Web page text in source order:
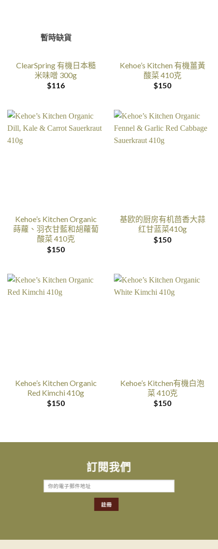
暫時缺貨
ClearSpring 有機日本糙
米味噌 300g
$116
Kehoe’s Kitchen 有機薑黃
酸菜 410克
$150
Kehoe’s Kitchen Organic
蒔蘿、羽衣甘藍和胡蘿蔔
酸菜 410克
$150
基欧的厨房有机茴香大蒜
红甘蓝菜410g
$150
Kehoe’s Kitchen Organic
Red Kimchi 410g
$150
Kehoe’s Kitchen有機白泡
菜 410克
$150
訂閱我們